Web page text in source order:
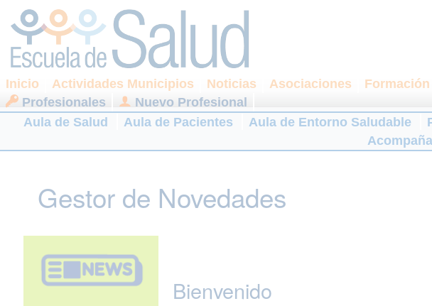
Inicio Actividades Municipios Noticias Asociaciones Formación
Profesionales
Nuevo Profesional
Aula de Salud
Aula de Pacientes Aula de Entorno Saludable
Gestor de Novedades
Bienvenido